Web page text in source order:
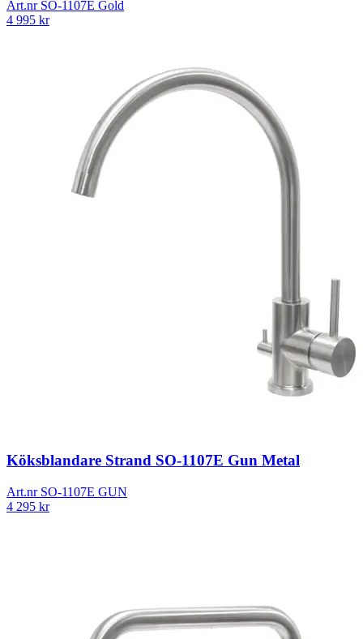
Art.nr SO-1107E Gold
4 995 kr
Köksblandare Strand SO-1107E Gun Metal
Art.nr SO-1107E GUN
4 295 kr